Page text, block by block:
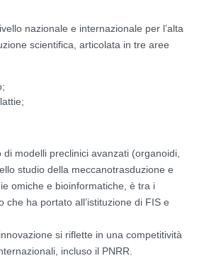
nazionale e internazionale per l’alta
scientifica, articolata in tre aree
modelli preclinici avanzati (organoidi,
studio della meccanotrasduzione e
omiche e bioinformatiche, è tra i
che ha portato all’istituzione di FIS e
si riflette in una competitività
incluso il PNRR.